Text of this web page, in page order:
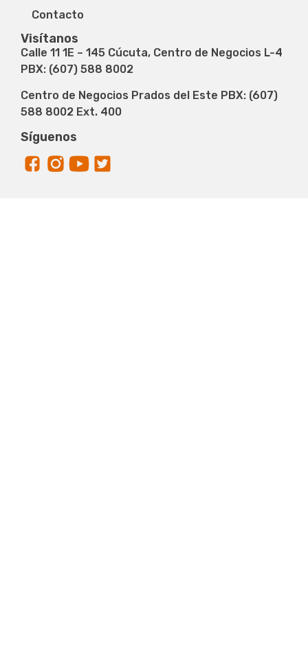
Contacto
Visítanos
Calle 11 1E – 145 Cúcuta, Centro de Negocios L-4
PBX: (607) 588 8002
Centro de Negocios Prados del Este PBX: (607)
588 8002 Ext. 400
Síguenos